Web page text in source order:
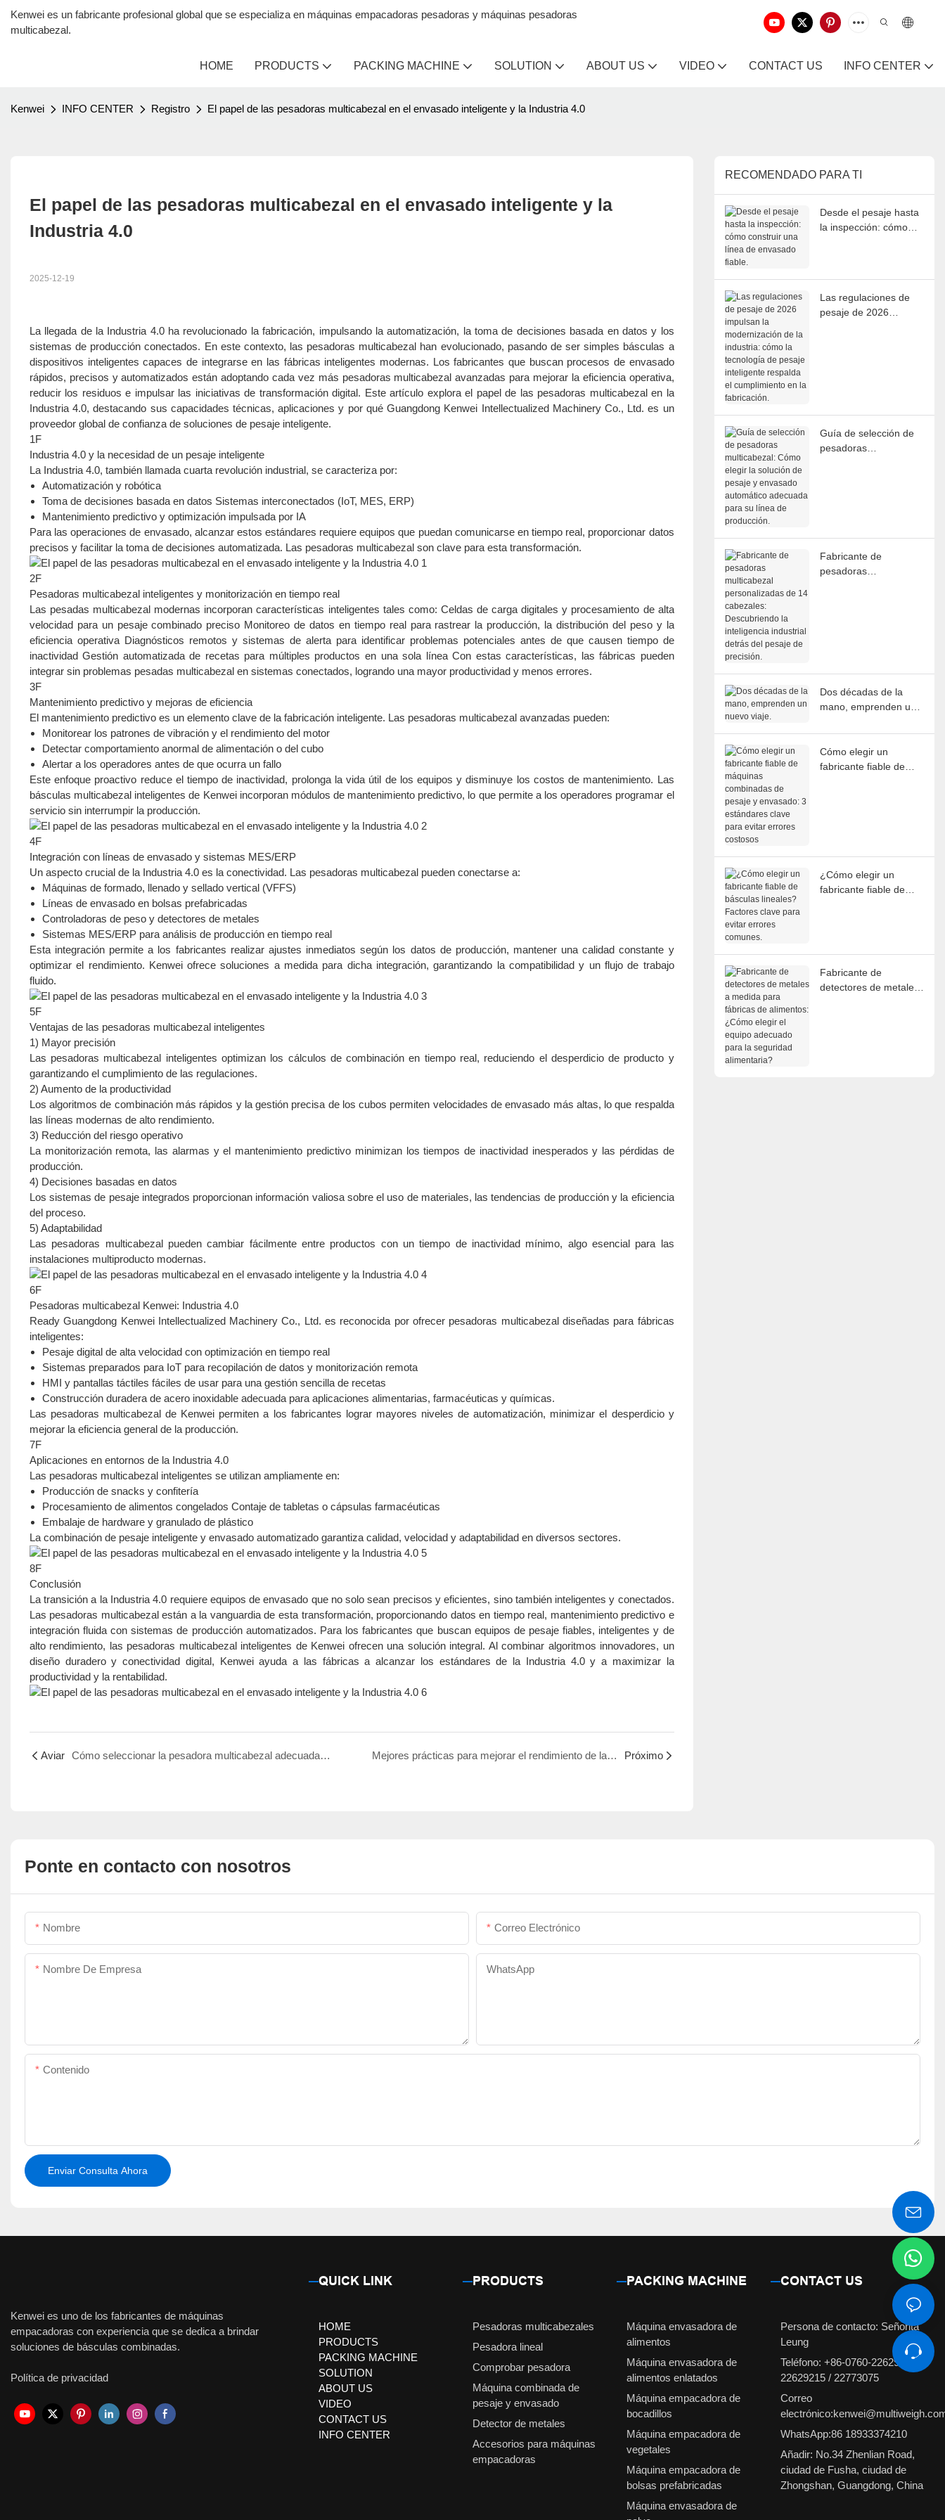
Kenwei es un fabricante profesional global que se especializa en máquinas empacadoras pesadoras y máquinas pesadoras
multicabezal.
HOME PRODUCTS PACKING MACHINE SOLUTION ABOUT US VIDEO CONTACT US INFO CENTER
Kenwei INFO CENTER Registro El papel de las pesadoras multicabezal en el envasado inteligente y la Industria 4.0
El papel de las pesadoras multicabezal en el envasado inteligente y la
Industria 4.0
2025-12-19
La llegada de la Industria 4.0 ha revolucionado la fabricación, impulsando la automatización, la toma de decisiones basada en datos y los
sistemas de producción conectados. En este contexto, las pesadoras multicabezal han evolucionado, pasando de ser simples básculas a
dispositivos inteligentes capaces de integrarse en las fábricas inteligentes modernas. Los fabricantes que buscan procesos de envasado
rápidos, precisos y automatizados están adoptando cada vez más pesadoras multicabezal avanzadas para mejorar la eficiencia operativa,
reducir los residuos e impulsar las iniciativas de transformación digital. Este artículo explora el papel de las pesadoras multicabezal en la
Industria 4.0, destacando sus capacidades técnicas, aplicaciones y por qué Guangdong Kenwei Intellectualized Machinery Co., Ltd. es un
proveedor global de confianza de soluciones de pesaje inteligente.
1F
Industria 4.0 y la necesidad de un pesaje inteligente
La Industria 4.0, también llamada cuarta revolución industrial, se caracteriza por:
Automatización y robótica
Toma de decisiones basada en datos Sistemas interconectados (IoT, MES, ERP)
Mantenimiento predictivo y optimización impulsada por IA
Para las operaciones de envasado, alcanzar estos estándares requiere equipos que puedan comunicarse en tiempo real, proporcionar datos
precisos y facilitar la toma de decisiones automatizada. Las pesadoras multicabezal son clave para esta transformación.
2F
Pesadoras multicabezal inteligentes y monitorización en tiempo real
Las pesadas multicabezal modernas incorporan características inteligentes tales como: Celdas de carga digitales y procesamiento de alta
velocidad para un pesaje combinado preciso Monitoreo de datos en tiempo real para rastrear la producción, la distribución del peso y la
eficiencia operativa Diagnósticos remotos y sistemas de alerta para identificar problemas potenciales antes de que causen tiempo de
inactividad Gestión automatizada de recetas para múltiples productos en una sola línea Con estas características, las fábricas pueden
integrar sin problemas pesadas multicabezal en sistemas conectados, logrando una mayor productividad y menos errores.
3F
Mantenimiento predictivo y mejoras de eficiencia
El mantenimiento predictivo es un elemento clave de la fabricación inteligente. Las pesadoras multicabezal avanzadas pueden:
Monitorear los patrones de vibración y el rendimiento del motor
Detectar comportamiento anormal de alimentación o del cubo
Alertar a los operadores antes de que ocurra un fallo
Este enfoque proactivo reduce el tiempo de inactividad, prolonga la vida útil de los equipos y disminuye los costos de mantenimiento. Las
básculas multicabezal inteligentes de Kenwei incorporan módulos de mantenimiento predictivo, lo que permite a los operadores programar el
servicio sin interrumpir la producción.
4F
Integración con líneas de envasado y sistemas MES/ERP
Un aspecto crucial de la Industria 4.0 es la conectividad. Las pesadoras multicabezal pueden conectarse a:
Máquinas de formado, llenado y sellado vertical (VFFS)
Líneas de envasado en bolsas prefabricadas
Controladoras de peso y detectores de metales
Sistemas MES/ERP para análisis de producción en tiempo real
Esta integración permite a los fabricantes realizar ajustes inmediatos según los datos de producción, mantener una calidad constante y
optimizar el rendimiento. Kenwei ofrece soluciones a medida para dicha integración, garantizando la compatibilidad y un flujo de trabajo
fluido.
5F
Ventajas de las pesadoras multicabezal inteligentes
1) Mayor precisión
Las pesadoras multicabezal inteligentes optimizan los cálculos de combinación en tiempo real, reduciendo el desperdicio de producto y
garantizando el cumplimiento de las regulaciones.
2) Aumento de la productividad
Los algoritmos de combinación más rápidos y la gestión precisa de los cubos permiten velocidades de envasado más altas, lo que respalda
las líneas modernas de alto rendimiento.
3) Reducción del riesgo operativo
La monitorización remota, las alarmas y el mantenimiento predictivo minimizan los tiempos de inactividad inesperados y las pérdidas de
producción.
4) Decisiones basadas en datos
Los sistemas de pesaje integrados proporcionan información valiosa sobre el uso de materiales, las tendencias de producción y la eficiencia
del proceso.
5) Adaptabilidad
Las pesadoras multicabezal pueden cambiar fácilmente entre productos con un tiempo de inactividad mínimo, algo esencial para las
instalaciones multiproducto modernas.
6F
Pesadoras multicabezal Kenwei: Industria 4.0
Ready Guangdong Kenwei Intellectualized Machinery Co., Ltd. es reconocida por ofrecer pesadoras multicabezal diseñadas para fábricas
inteligentes:
Pesaje digital de alta velocidad con optimización en tiempo real
Sistemas preparados para IoT para recopilación de datos y monitorización remota
HMI y pantallas táctiles fáciles de usar para una gestión sencilla de recetas
Construcción duradera de acero inoxidable adecuada para aplicaciones alimentarias, farmacéuticas y químicas.
Las pesadoras multicabezal de Kenwei permiten a los fabricantes lograr mayores niveles de automatización, minimizar el desperdicio y
mejorar la eficiencia general de la producción.
7F
Aplicaciones en entornos de la Industria 4.0
Las pesadoras multicabezal inteligentes se utilizan ampliamente en:
Producción de snacks y confitería
Procesamiento de alimentos congelados Contaje de tabletas o cápsulas farmacéuticas
Embalaje de hardware y granulado de plástico
La combinación de pesaje inteligente y envasado automatizado garantiza calidad, velocidad y adaptabilidad en diversos sectores.
8F
Conclusión
La transición a la Industria 4.0 requiere equipos de envasado que no solo sean precisos y eficientes, sino también inteligentes y conectados.
Las pesadoras multicabezal están a la vanguardia de esta transformación, proporcionando datos en tiempo real, mantenimiento predictivo e
integración fluida con sistemas de producción automatizados. Para los fabricantes que buscan equipos de pesaje fiables, inteligentes y de
alto rendimiento, las pesadoras multicabezal inteligentes de Kenwei ofrecen una solución integral. Al combinar algoritmos innovadores, un
diseño duradero y conectividad digital, Kenwei ayuda a las fábricas a alcanzar los estándares de la Industria 4.0 y a maximizar la
productividad y la rentabilidad.
Aviar Cómo seleccionar la pesadora multicabezal adecuada para su línea de producción Mejores prácticas para mejorar el rendimiento de las pesadoras multicabezal y la eficiencia del envasado Próximo
RECOMENDADO PARA TI
Desde el pesaje hasta
la inspección: cómo
Las regulaciones de
pesaje de 2026
fabricación.
Guía de selección de
pesadoras
producción.
Fabricante de
pesadoras
precisión.
Dos décadas de la
mano, emprenden un
Cómo elegir un
fabricante fiable de
¿Cómo elegir un
fabricante fiable de
Fabricante de
detectores de metales
Ponte en contacto con nosotros
Nombre Correo Electrónico
Nombre De Empresa WhatsApp
Contenido
Enviar Consulta Ahora
Kenwei es uno de los fabricantes de máquinas
empacadoras con experiencia que se dedica a brindar
soluciones de básculas combinadas.
Política de privacidad
QUICK LINK
HOME
PRODUCTS
PACKING MACHINE
SOLUTION
ABOUT US
VIDEO
CONTACT US
INFO CENTER
PRODUCTS
Pesadoras multicabezales
Pesadora lineal
Comprobar pesadora
Máquina combinada de
pesaje y envasado
Detector de metales
Accesorios para máquinas
empacadoras
PACKING MACHINE
Máquina envasadora de
alimentos
Máquina envasadora de
alimentos enlatados
Máquina empacadora de
bocadillos
Máquina empacadora de
vegetales
Máquina empacadora de
bolsas prefabricadas
Máquina envasadora de
CONTACT US
Persona de contacto: Señorita
Leung
Teléfono: +86-0760-22629231 /
22629215 / 22773075
Correo
WhatsApp:86 18933374210
Añadir: No.34 Zhenlian Road,
ciudad de Fusha, ciudad de
Zhongshan, Guangdong, China